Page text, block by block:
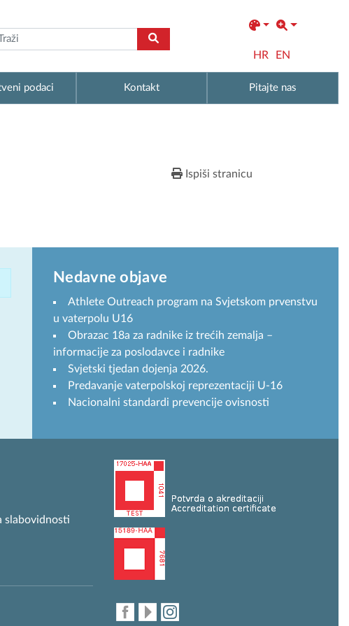
HR EN
podaci Kontakt Pitajte nas
Ispiši stranicu
Nedavne objave
Athlete Outreach program na Svjetskom prvenstvu
u vaterpolu U16
Obrazac 18a za radnike iz trećih zemalja –
informacije za poslodavce i radnike
Svjetski tjedan dojenja 2026.
Predavanje vaterpolskoj reprezentaciji U-16
Nacionalni standardi prevencije ovisnosti
slabovidnosti